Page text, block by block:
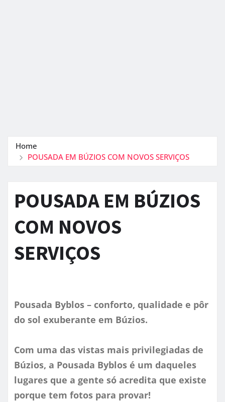
Home
POUSADA EM BÚZIOS COM NOVOS SERVIÇOS
POUSADA EM BÚZIOS
COM NOVOS
SERVIÇOS
Pousada Byblos – conforto, qualidade e pôr
do sol exuberante em Búzios.
Com uma das vistas mais privilegiadas de
Búzios, a Pousada Byblos é um daqueles
lugares que a gente só acredita que existe
porque tem fotos para provar!